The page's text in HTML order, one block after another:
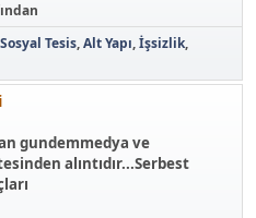
Sosyal Tesis Alt Yapı İşsizlik
gundemmedya ve
alıntıdır...Serbest